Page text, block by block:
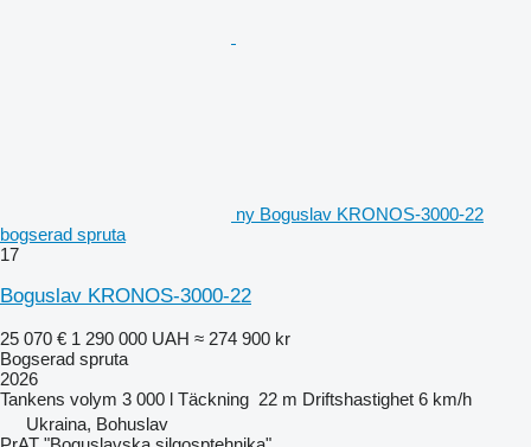
ny Boguslav KRONOS-3000-22
bogserad spruta
17
Boguslav KRONOS-3000-22
25 070 € 1 290 000 UAH ≈ 274 900 kr
Bogserad spruta
2026
Tankens volym 3 000 l Täckning 22 m Driftshastighet 6 km/h
Ukraina, Bohuslav